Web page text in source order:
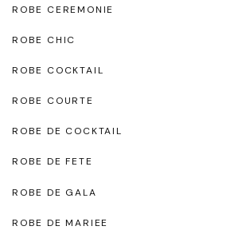
ROBE CEREMONIE
ROBE CHIC
ROBE COCKTAIL
ROBE COURTE
ROBE DE COCKTAIL
ROBE DE FETE
ROBE DE GALA
ROBE DE MARIEE